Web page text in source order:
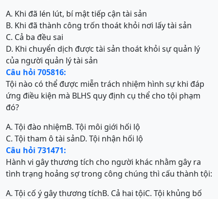
A. Khi đã lén lút, bí mật tiếp cận tài sản
B. Khi đã thành công trốn thoát khỏi nơi lấy tài sản
C. Cả ba đều sai
D. Khi chuyển dịch được tài sản thoát khỏi sự quản lý
của người quản lý tài sản
Câu hỏi 705816:
Tội nào có thể được miễn trách nhiệm hình sự khi đáp
ứng điều kiện mà BLHS quy định cụ thể cho tội phạm
đó?
A. Tội đào nhiệmB. Tội môi giới hối lộ
C. Tội tham ô tài sảnD. Tội nhận hối lộ
Câu hỏi 731471:
Hành vi gây thương tích cho người khác nhằm gây ra
tình trạng hoảng sợ trong công chúng thì cấu thành tội:
A. Tội cố ý gây thương tíchB. Cả hai tộiC. Tội khủng bố